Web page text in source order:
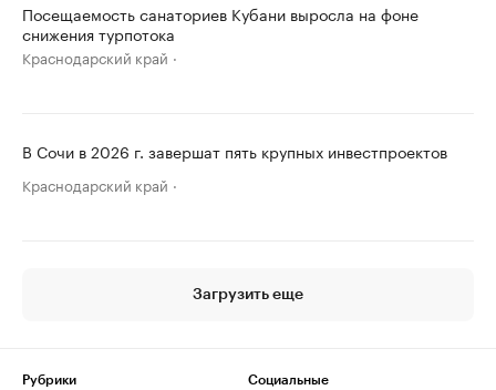
Посещаемость санаториев Кубани выросла на фоне
снижения турпотока
Краснодарский край
В Сочи в 2026 г. завершат пять крупных инвестпроектов
Краснодарский край
Загрузить еще
Рубрики
Социальные